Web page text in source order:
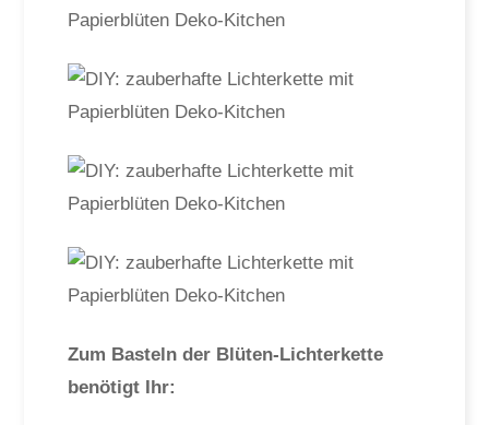
Zum Basteln der Blüten-Lichterkette
benötigt Ihr: